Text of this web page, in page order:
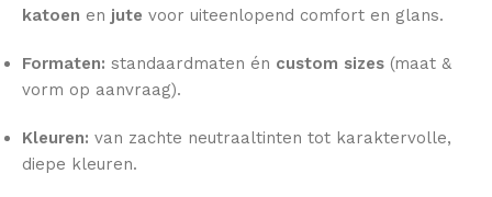
katoen en jute voor uiteenlopend comfort en glans.
Formaten: standaardmaten én custom sizes (maat &
vorm op aanvraag).
Kleuren: van zachte neutraaltinten tot karaktervolle,
diepe kleuren.